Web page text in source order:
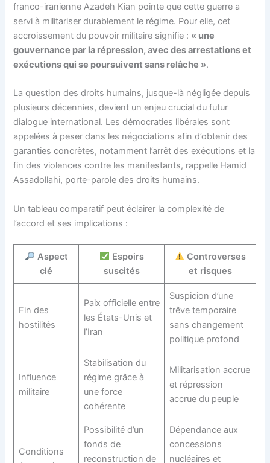
franco-iranienne Azadeh Kian pointe que cette guerre a
servi à militariser durablement le régime. Pour elle, cet
accroissement du pouvoir militaire signifie : « une
gouvernance par la répression, avec des arrestations et
exécutions qui se poursuivent sans relâche ».
La question des droits humains, jusque-là négligée depuis
plusieurs décennies, devient un enjeu crucial du futur
dialogue international. Les démocraties libérales sont
appelées à peser dans les négociations afin d’obtenir des
garanties concrètes, notamment l’arrêt des exécutions et la
fin des violences contre les manifestants, rappelle Hamid
Assadollahi, porte-parole des droits humains.
Un tableau comparatif peut éclairer la complexité de
l’accord et ses implications :
Aspect
clé
Espoirs
suscités
Controverses
et risques
Fin des
hostilités
Paix officielle entre
les États-Unis et
l’Iran
Suspicion d’une
trêve temporaire
sans changement
politique profond
Influence
militaire
Stabilisation du
régime grâce à
une force
cohérente
Militarisation accrue
et répression
accrue du peuple
Conditions
Possibilité d’un
fonds de
reconstruction de
Dépendance aux
concessions
nucléaires et